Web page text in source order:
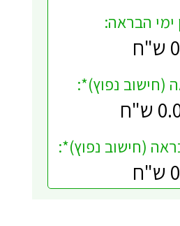
ימי הבראה:
0 ש"ח
(חישוב נפוץ)*:
ש"ח
(חישוב נפוץ)*:
0 ש"ח